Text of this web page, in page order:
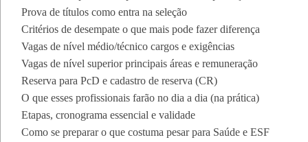
Prova de títulos como entra na seleção
Critérios de desempate o que mais pode fazer diferença
Vagas de nível médio/técnico cargos e exigências
Vagas de nível superior principais áreas e remuneração
Reserva para PcD e cadastro de reserva (CR)
O que esses profissionais farão no dia a dia (na prática)
Etapas, cronograma essencial e validade
Como se preparar o que costuma pesar para Saúde e ESF